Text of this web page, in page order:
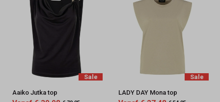
Sale
Aaiko Jutka top
Sale
LADY DAY Mona top